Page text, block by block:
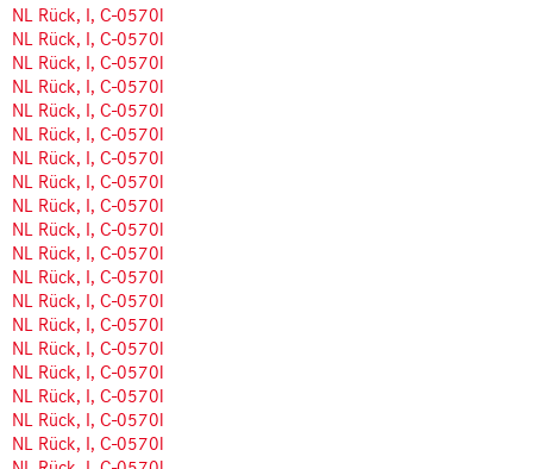
NL Rück, I, C-0570l
NL Rück, I, C-0570l
NL Rück, I, C-0570l
NL Rück, I, C-0570l
NL Rück, I, C-0570l
NL Rück, I, C-0570l
NL Rück, I, C-0570l
NL Rück, I, C-0570l
NL Rück, I, C-0570l
NL Rück, I, C-0570l
NL Rück, I, C-0570l
NL Rück, I, C-0570l
NL Rück, I, C-0570l
NL Rück, I, C-0570l
NL Rück, I, C-0570l
NL Rück, I, C-0570l
NL Rück, I, C-0570l
NL Rück, I, C-0570l
NL Rück, I, C-0570l